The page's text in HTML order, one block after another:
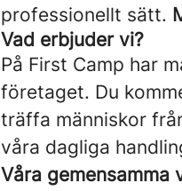
professionellt sätt.
Vad erbjuder vi?
På First Camp har
företaget. Du
träffa människor
våra dagliga
Våra gemensamma